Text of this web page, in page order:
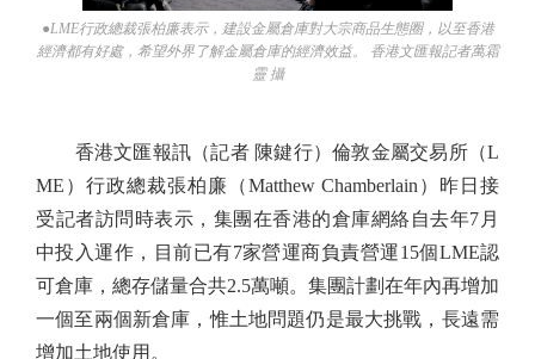
●LME行政總裁張柏廉表示，建設金屬倉庫對大宗商品生態圈，以至香港
經濟都有好處，希望外界了解金屬倉庫的經濟效益。 香港文匯報記者萬霜
靈 攝
香港文匯報訊（記者 陳鍵行）倫敦金屬交易所（L
ME）行政總裁張柏廉（Matthew Chamberlain）昨日接
受記者訪問時表示，集團在香港的倉庫網絡自去年7月
中投入運作，目前已有7家營運商負責營運15個LME認
可倉庫，總存儲量合共2.5萬噸。集團計劃在年內再增加
一個至兩個新倉庫，惟土地問題仍是最大挑戰，長遠需
增加土地使用。